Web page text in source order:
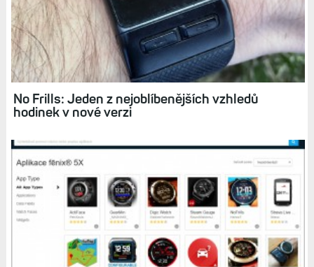
No Frills: Jeden z nejoblíbenějších vzhledů
hodinek v nové verzi